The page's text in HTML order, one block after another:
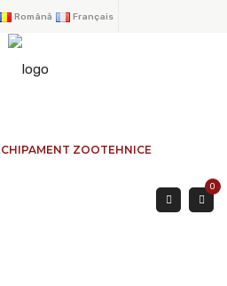
Română Français
ZOOTEHNICE
0